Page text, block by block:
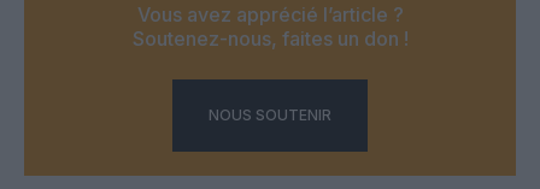
Vous avez apprécié l’article ?
Soutenez-nous, faites un don !
NOUS SOUTENIR